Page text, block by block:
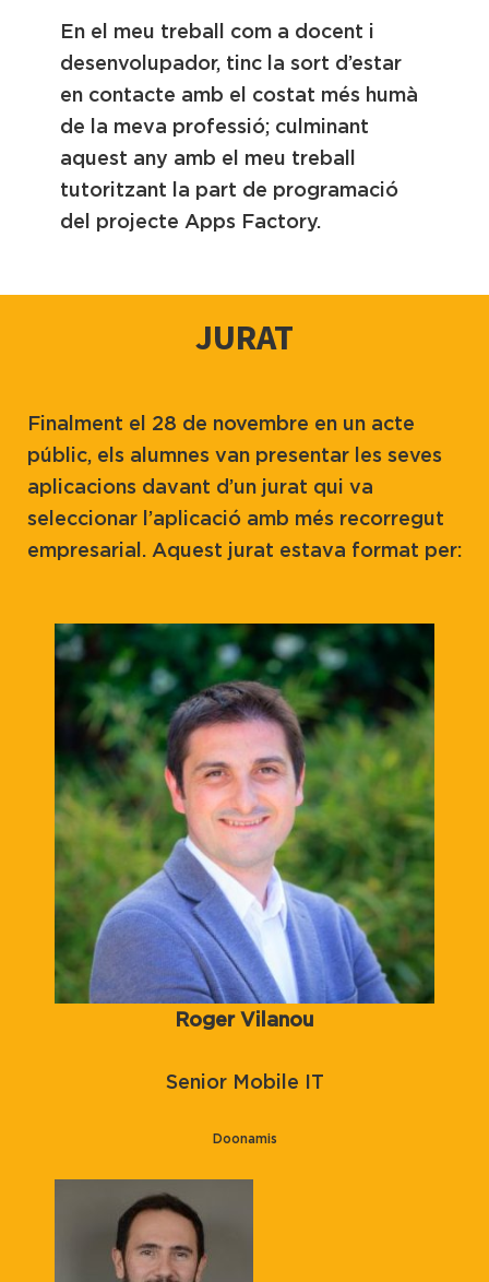
En el meu treball com a docent i
desenvolupador, tinc la sort d’estar
en contacte amb el costat més humà
de la meva professió; culminant
aquest any amb el meu treball
tutoritzant la part de programació
del projecte Apps Factory.
JURAT
Finalment el 28 de novembre en un acte
públic, els alumnes van presentar les seves
aplicacions davant d’un jurat qui va
seleccionar l’aplicació amb més recorregut
empresarial. Aquest jurat estava format per:
Roger Vilanou
Senior Mobile IT
Doonamis